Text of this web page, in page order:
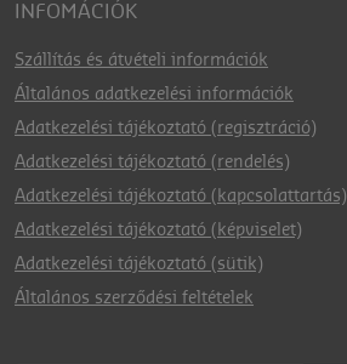
INFOMÁCIÓK
Szállítás és átvételi információk
Általános adatkezelési információk
Adatkezelési tájékoztató (regisztráció)
Adatkezelési tájékoztató (rendelés)
Adatkezelési tájékoztató (kapcsolattartás)
Adatkezelési tájékoztató (képviselet)
Adatkezelési tájékoztató (sütik)
Általános szerződési feltételek